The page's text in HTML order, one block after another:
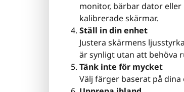
monitor, bärbar dator
kalibrerade skärmar.
Ställ in din enhet
Justera skärmens
är synligt utan att behöva
Tänk inte för mycket
Välj färger baserat på